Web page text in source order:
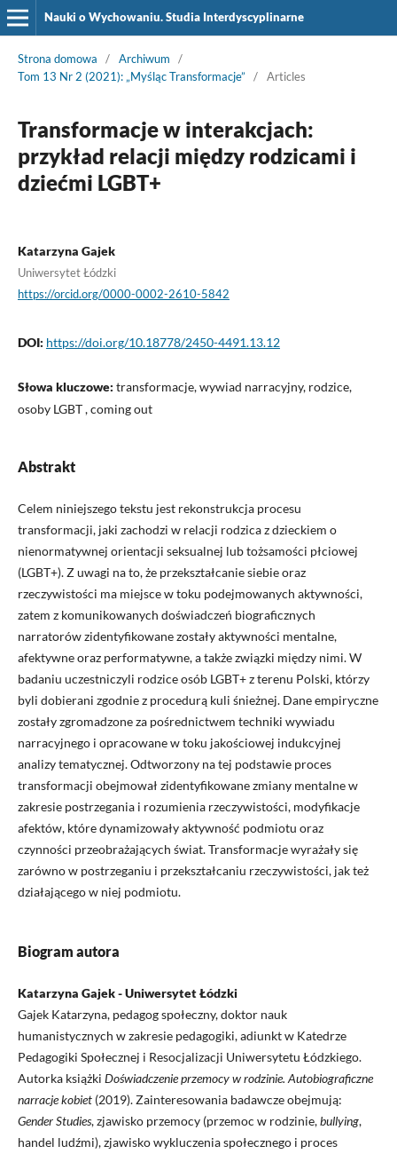
Nauki o Wychowaniu. Studia Interdyscyplinarne
Strona domowa / Archiwum
/
Tom 13 Nr 2 (2021): „Myśląc Transformacje”
/ Articles
Transformacje w interakcjach:
przykład relacji między rodzicami i
dziećmi LGBT+
Katarzyna Gajek
Uniwersytet Łódzki
https://orcid.org/0000-0002-2610-5842
DOI: https://doi.org/10.18778/2450-4491.13.12
Słowa kluczowe: transformacje, wywiad narracyjny, rodzice,
osoby LGBT , coming out
Abstrakt
Celem niniejszego tekstu jest rekonstrukcja procesu
transformacji, jaki zachodzi w relacji rodzica z dzieckiem o
nienormatywnej orientacji seksualnej lub tożsamości płciowej
(LGBT+). Z uwagi na to, że przekształcanie siebie oraz
rzeczywistości ma miejsce w toku podejmowanych aktywności,
zatem z komunikowanych doświadczeń biograficznych
narratorów zidentyfikowane zostały aktywności mentalne,
afektywne oraz performatywne, a także związki między nimi. W
badaniu uczestniczyli rodzice osób LGBT+ z terenu Polski, którzy
byli dobierani zgodnie z procedurą kuli śnieżnej. Dane empiryczne
zostały zgromadzone za pośrednictwem techniki wywiadu
narracyjnego i opracowane w toku jakościowej indukcyjnej
analizy tematycznej. Odtworzony na tej podstawie proces
transformacji obejmował zidentyfikowane zmiany mentalne w
zakresie postrzegania i rozumienia rzeczywistości, modyfikacje
afektów, które dynamizowały aktywność podmiotu oraz
czynności przeobrażających świat. Transformacje wyrażały się
zarówno w postrzeganiu i przekształcaniu rzeczywistości, jak też
działającego w niej podmiotu.
Biogram autora
Katarzyna Gajek - Uniwersytet Łódzki
Gajek Katarzyna, pedagog społeczny, doktor nauk
humanistycznych w zakresie pedagogiki, adiunkt w Katedrze
Pedagogiki Społecznej i Resocjalizacji Uniwersytetu Łódzkiego.
Autorka książki Doświadczenie przemocy w rodzinie. Autobiograficzne
narracje kobiet (2019). Zainteresowania badawcze obejmują:
Gender Studies, zjawisko przemocy (przemoc w rodzinie,bullying,
handel ludźmi), zjawisko wykluczenia społecznego i proces